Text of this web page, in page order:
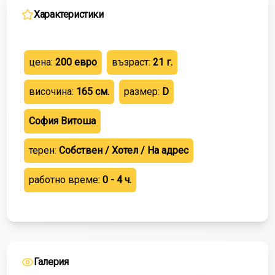
Характеристики
цена:200 евро възраст:21 г.
височина: 165 см. размер: D
София Витоша
терен:Собствен / Хотел / На адрес
работно време: 0 - 4 ч.
Галерия